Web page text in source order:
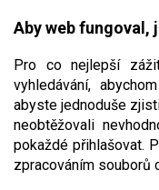
Aby web fungoval,
Pro co nejlepší
vyhledávání,
abyste jednoduše
neobtěžovali
pokaždé přihlašovat.
zpracováním souborů
CZK
RAMENA
VELIKOST